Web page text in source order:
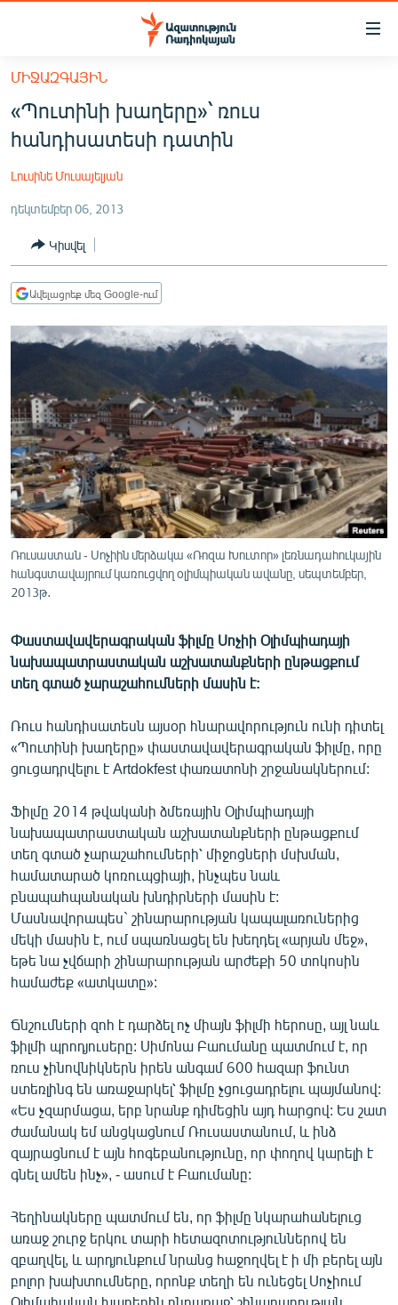
Մատչելիության
հիմնական
բովանդակությանը
Անցնել
հիմնական
մենյուին
ՀԱՅԱՍՏԱՆ
ՔԱՂԱՔԱԿԱՆ
ԸՆՏՐՈՒԹՅՈՒՆՆԵՐ 2026
ԻՐԱՎՈՒՆՔ
ՀԱՍԱՐԱԿՈՒԹՅՈՒՆ
ՏՆՏԵՍՈՒԹՅՈՒՆ
ՊԱՏԵՐԱԶՄԻ 6 ՇԱԲԱԹՆԵՐԸ
ՄԻՋԱԶԳԱՅԻՆ
ՄՇԱԿՈՒՅԹ
ՍՊՈՐՏ
ՄԵԿՆԱԲԱՆՈՒԹՅՈՒՆ
ՏՏ ԵՒ ԻՆՏԵՐՆԵՏ
ԿՈՐՈՆԱՎԻՐՈՒՍ
ԱՐԽԻՎ
ՏԵՍԱՆՅՈՒԹԵՐ
ԲԱՆԱՎԵՃ
ՓՈԴՔԱՍԹ
Հայերեն
English
Русский
ՀԵՏԵՎԵՔ ՄԵԶ
ՄԻՋԱԶԳԱՅԻՆ
«Պուտինի խաղերը»՝ ռուս
հանդիսատեսի դատին
Լուսինե Մուսայելյան
դեկտեմբեր 06, 2013
Կիսվել
Ավելացրեք մեզ Google-ում
Ռուսաստան - Սոչիին մերձակա «Ռոզա Խուտոր» լեռնադահուկային
հանգստավայրում կառուցվող օլիմպիական ավանը, սեպտեմբեր,
2013թ․
Փաստավավերագրական ֆիլմը Սոչիի Օլիմպիադայի
նախապատրաստական աշխատանքների ընթացքում
տեղ գտած չարաշահումների մասին է:
Ռուս հանդիսատեսն այսօր հնարավորություն ունի դիտել
«Պուտինի խաղերը» փաստավավերագրական ֆիլմը, որը
ցուցադրվելու է Artdokfest փառատոնի շրջանակներում:
Ֆիլմը 2014 թվականի ձմեռային Օլիմպիադայի
նախապատրաստական աշխատանքների ընթացքում
տեղ գտած չարաշահումների՝ միջոցների մսխման,
համատարած կոռուպցիայի, ինչպես նաև
բնապահպանական խնդիրների մասին է:
Մասնավորապես` շինարարության կապալառուներից
մեկի մասին է, ում սպառնացել են խեղդել «արյան մեջ»,
եթե նա չվճարի շինարարության արժեքի 50 տոկոսին
համաժեք «ատկատը»:
Ճնշումների զոհ է դարձել ոչ միայն ֆիլմի հերոսը, այլ նաև
ֆիլմի պրոդյուսերը: Սիմոնա Բաումանը պատմում է, որ
ռուս չինովնիկներն իրեն անգամ 600 հազար ֆունտ
ստեռլինգ են առաջարկել՝ ֆիլմը չցուցադրելու պայմանով:
«Ես չզարմացա, երբ նրանք դիմեցին այդ հարցով: Ես շատ
ժամանակ եմ անցկացնում Ռուսաստանում, և ինձ
զայրացնում է այն հոգեբանությունը, որ փողով կարելի է
գնել ամեն ինչ», - ասում է Բաումանը:
Հեղինակները պատմում են, որ ֆիլմը նկարահանելուց
առաջ շուրջ երկու տարի հետազոտություններով են
զբաղվել, և արդյունքում նրանց հաջողվել է ի մի բերել այն
բոլոր խախտումները, որոնք տեղի են ունեցել Սոչիում
Օլիմպիական խաղերին ընդառաջ՝ շինարարության,